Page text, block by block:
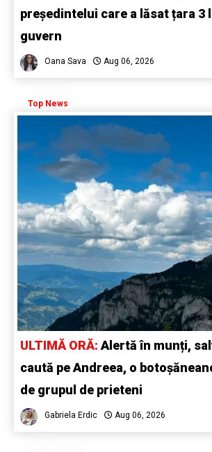
președintelui care a lăsat țara 3
guvern
Oana Sava Aug 06, 2026
Top News
ULTIMĂ ORĂ:Alertă în munți,
caută pe Andreea, o
de grupul de prieteni
Gabriela Erdic Aug 06, 2026